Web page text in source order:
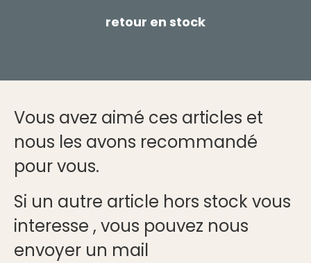
retour en stock
Vous avez aimé ces articles et
nous les avons recommandé
pour vous.
Si un autre article hors stock vous
interesse , vous pouvez nous
envoyer un mail